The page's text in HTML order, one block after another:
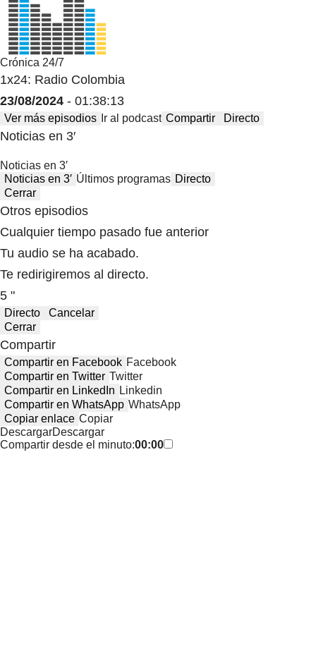
Crónica 24/7
1x24: Radio Colombia
23/08/2024 - 01:38:13
Ver más episodios Ir al podcast Compartir Directo
Noticias en 3′
Noticias en 3′
Noticias en 3′ Últimos programas Directo
Cerrar
Otros episodios
Cualquier tiempo pasado fue anterior
Tu audio se ha acabado.
Te redirigiremos al directo.
5 "
Directo
Cancelar
Cerrar
Compartir
Compartir en Facebook Facebook
Compartir en Twitter Twitter
Compartir en LinkedIn Linkedin
Compartir en WhatsApp WhatsApp
Copiar enlace Copiar
DescargarDescargar
Compartir desde el minuto:00:00